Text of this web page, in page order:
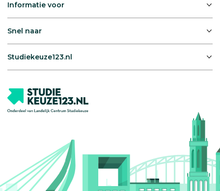
Informatie voor
Snel naar
Studiekeuze123.nl